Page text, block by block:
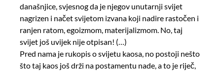
današnjice, svjesnog da je njegov unutarnji svijet
nagrizen i načet svijetom izvana koji nadire rastočen i
ranjen ratom, egoizmom, materijalizmom. No, taj
svijet još uvijek nije otpisan! (…)
Pred nama je rukopis o svijetu kaosa, no postoji nešto
što taj kaos još drži na postamentu nade, a to je riječ,